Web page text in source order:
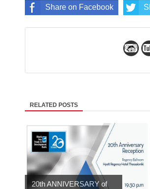
Share on Facebook
RELATED POSTS
20th ANNIVERSARY of